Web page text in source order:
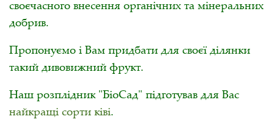
своєчасного внесення органічних та мінеральних
добрив.
Пропонуємо і Вам придбати для своєї ділянки
такий дивовижний фрукт.
Наш розплідник "БіоСад" підготував для Вас
найкращі сорти ківі.